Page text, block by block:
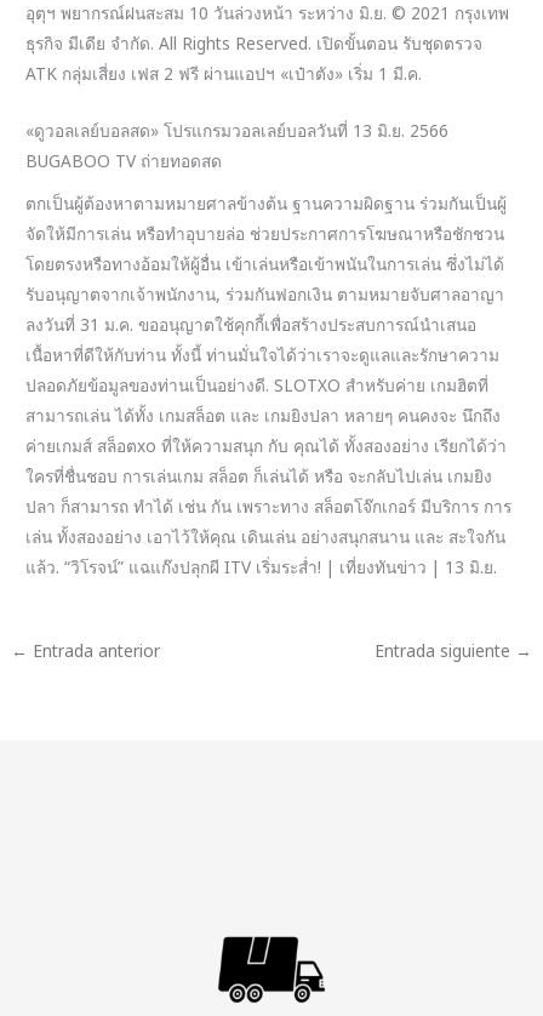
อุตุฯ พยากรณ์ฝนสะสม 10 วันล่วงหน้า ระหว่าง มิ.ย. © 2021 กรุงเทพ
ธุรกิจ มีเดีย จำกัด. All Rights Reserved. เปิดขั้นตอน รับชุดตรวจ
ATK กลุ่มเสี่ยง เฟส 2 ฟรี ผ่านแอปฯ «เป๋าตัง» เริ่ม 1 มี.ค.
«ดูวอลเลย์บอลสด» โปรแกรมวอลเลย์บอลวันที่ 13 มิ.ย. 2566
BUGABOO TV ถ่ายทอดสด
ตกเป็นผู้ต้องหาตามหมายศาลข้างต้น ฐานความผิดฐาน ร่วมกันเป็นผู้
จัดให้มีการเล่น หรือทำอุบายล่อ ช่วยประกาศการโฆษณาหรือชักชวน
โดยตรงหรือทางอ้อมให้ผู้อื่น เข้าเล่นหรือเข้าพนันในการเล่น ซึ่งไม่ได้
รับอนุญาตจากเจ้าพนักงาน, ร่วมกันฟอกเงิน ตามหมายจับศาลอาญา
ลงวันที่ 31 ม.ค. ขออนุญาตใช้คุกกี้เพื่อสร้างประสบการณ์นำเสนอ
เนื้อหาที่ดีให้กับท่าน ทั้งนี้ ท่านมั่นใจได้ว่าเราจะดูแลและรักษาความ
ปลอดภัยข้อมูลของท่านเป็นอย่างดี. SLOTXO สำหรับค่าย เกมฮิตที่
สามารถเล่น ได้ทั้ง เกมสล็อต และ เกมยิงปลา หลายๆ คนคงจะ นึกถึง
ค่ายเกมส์ สล็อตxo ที่ให้ความสนุก กับ คุณได้ ทั้งสองอย่าง เรียกได้ว่า
ใครที่ชื่นชอบ การเล่นเกม สล็อต ก็เล่นได้ หรือ จะกลับไปเล่น เกมยิง
ปลา ก็สามารถ ทำได้ เช่น กัน เพราะทาง สล็อตโจ๊กเกอร์ มีบริการ การ
เล่น ทั้งสองอย่าง เอาไว้ให้คุณ เดินเล่น อย่างสนุกสนาน และ สะใจกัน
แล้ว. “วิโรจน์” แฉแก๊งปลุกผี ITV เริ่มระส่ำ! | เที่ยงทันข่าว | 13 มิ.ย.
← Entrada anterior Entrada siguiente →